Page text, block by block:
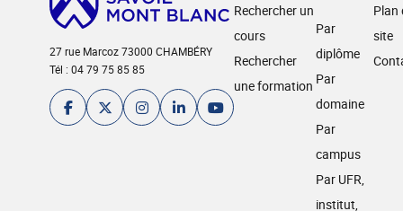
27 rue Marcoz 73000 CHAMBÉRY
Tél : 04 79 75 85 85
Rechercher un
cours
Rechercher
une formation
Par
diplôme
Par
domaine
Par
campus
Par UFR,
institut,
Plan
site